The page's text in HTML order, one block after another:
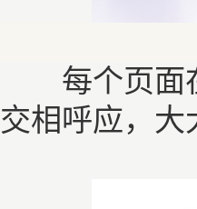
每个页面在
交相呼应，